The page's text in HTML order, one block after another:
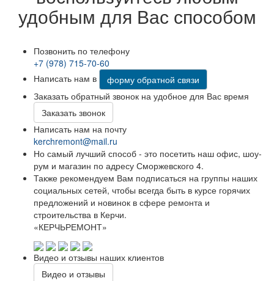
удобным для Вас способом
Позвонить по телефону
+7 (978) 715-70-60
Написать нам в
форму обратной связи
Заказать обратный звонок на удобное для Вас время
Заказать звонок
Написать нам на почту
kerchremont@mail.ru
Но самый лучший способ - это посетить наш офис, шоу-
рум и магазин по адресу Сморжевского 4.
Также рекомендуем Вам подписаться на группы наших
социальных сетей, чтобы всегда быть в курсе горячих
предложений и новинок в сфере ремонта и
строительства в Керчи.
«КЕРЧЬРЕМОНТ»
Видео и отзывы наших клиентов
Видео и отзывы